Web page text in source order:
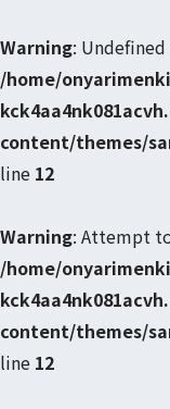
Warning:
/home/
content/themes/
line 12
Warning: Attempt
/home/
content/themes/
line 12